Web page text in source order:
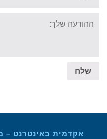
message:
שלח
אקדמית באינטרנט –